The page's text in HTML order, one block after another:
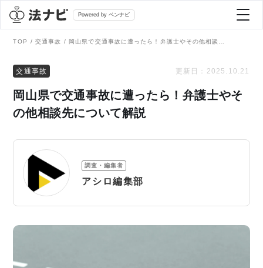
Powered by ベンナビ
全て
刑事事件
債務整理
弁護士を探す
AI Search Premium
掲載をご検討の弁護士の方へ
TOP 交通事故
交通事故 更新日： 2025.10.21
岡山県で交通事故に遭ったら！弁護士やそ
の他相談先について解説
調査・編集者
アシロ編集部